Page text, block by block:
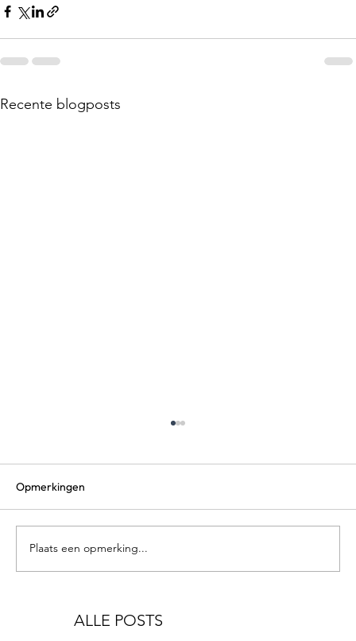
Recente blogposts
GEZOND TE BLIJVEN
Opmerkingen
Plaats een opmerking...
ALLE POSTS